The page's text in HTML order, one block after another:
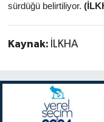
sürdüğü belirtiliyor.
Kaynak: İLKHA